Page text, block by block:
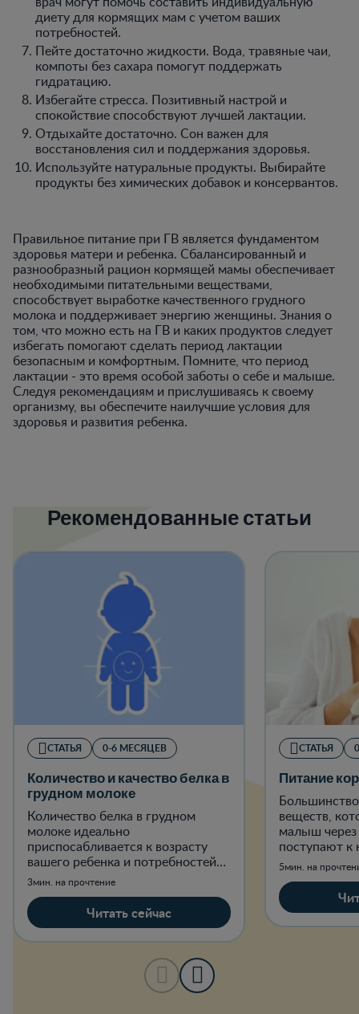
диету для кормящих мам с учетом ваших
потребностей.
Пейте достаточно жидкости. Вода, травяные чаи,
компоты без сахара помогут поддержать
гидратацию.
Избегайте стресса. Позитивный настрой и
спокойствие способствуют лучшей лактации.
Отдыхайте достаточно. Сон важен для
восстановления сил и поддержания здоровья.
Используйте натуральные продукты. Выбирайте
продукты без химических добавок и консервантов.
Правильное питание при ГВ является фундаментом
здоровья матери и ребенка. Сбалансированный и
разнообразный рацион кормящей мамы обеспечивает
необходимыми питательными веществами,
способствует выработке качественного грудного
молока и поддерживает энергию женщины. Знания о
том, что можно есть на ГВ и каких продуктов следует
избегать помогают сделать период лактации
безопасным и комфортным. Помните, что период
лактации - это время особой заботы о себе и малыше.
Следуя рекомендациям и прислушиваясь к своему
организму, вы обеспечите наилучшие условия для
здоровья и развития ребенка.
Рекомендованные статьи
СТАТЬЯ 0-6 МЕСЯЦЕВ
Количество и качество белка в
грудном молоке
Количество белка в грудном
молоке идеально
приспосабливается к возрасту
вашего ребенка и потребностей
на каждом этапе его развития.
3мин. на прочтение
Читать сейчас
СТАТЬЯ
Питание
веществ,
малыш через
поступают к
организме.
5мин. на